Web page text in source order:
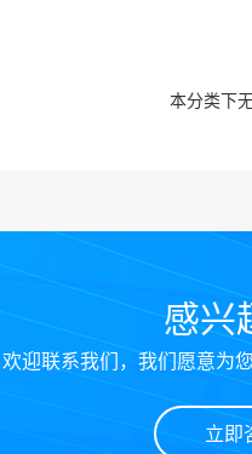
本分类下
感兴
欢迎联系我们，我们愿意为
立